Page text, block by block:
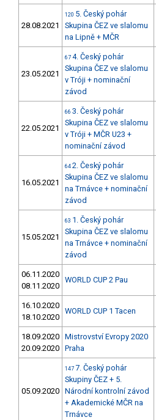
28.08.2021
120 5. Český pohár
Skupina ČEZ ve slalomu
na Lipně + MČR
23.05.2021
67 4. Český pohár
Skupina ČEZ ve slalomu
v Tróji + nominační
závod
22.05.2021
66 3. Český pohár
Skupina ČEZ ve slalomu
v Tróji + MČR U23 +
nominační závod
16.05.2021
64 2. Český pohár
Skupina ČEZ ve slalomu
na Trnávce + nominační
závod
15.05.2021
63 1. Český pohár
Skupina ČEZ ve slalomu
na Trnávce + nominační
závod
06.11.2020
08.11.2020
WORLD CUP 2 Pau
16.10.2020
18.10.2020
WORLD CUP 1 Tacen
18.09.2020
20.09.2020
Mistrovství Evropy 2020
Praha
05.09.2020
147 7. Český pohár
Skupiny ČEZ + 5.
Národní kontrolní závod
+ Akademické MČR na
Trnávce